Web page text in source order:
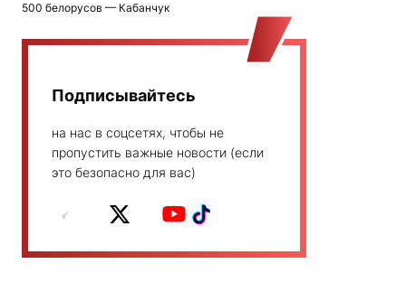
500 белорусов — Кабанчук
Подписывайтесь
на нас в соцсетях, чтобы не
пропустить важные новости (если
это безопасно для вас)